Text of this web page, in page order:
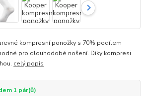
kompresní ponožky s 70% podílem
pro dlouhodobé nošení. Díky kompresi
celý popis
1 pár(ů)